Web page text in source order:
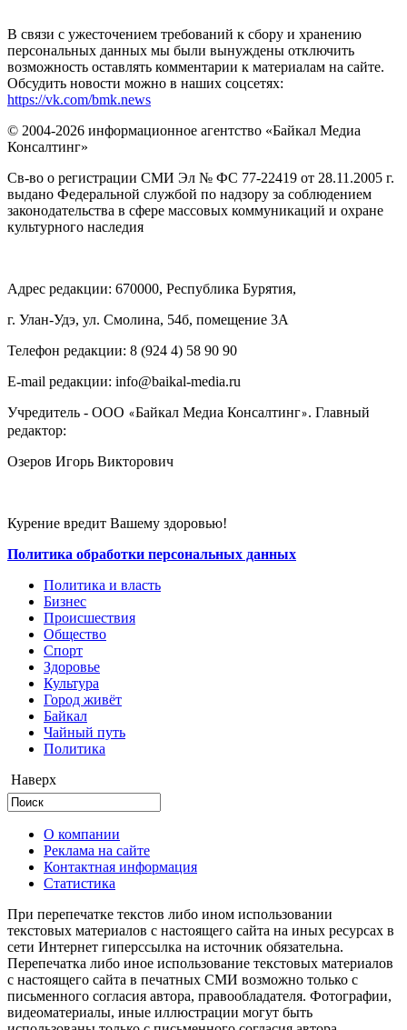
В связи с ужесточением требований к сбору и хранению
персональных данных мы были вынуждены отключить
возможность оставлять комментарии к материалам на сайте.
Обсудить новости можно в наших соцсетях:
https://vk.com/bmk.news
© 2004-2026 информационное агентство «Байкал Медиа
Консалтинг»
Св-во о регистрации СМИ Эл № ФС 77-22419 от 28.11.2005 г.
выдано Федеральной службой по надзору за соблюдением
законодательства в сфере массовых коммуникаций и охране
культурного наследия
Адрес редакции: 670000, Республика Бурятия,
г. Улан-Удэ, ул. Смолина, 54б, помещение 3А
Телефон редакции: ‎‎8 (924 4) 58 90 90
E-mail редакции: info@baikal-media.ru
Учредитель - ООО «Байкал Медиа Консалтинг». Главный
редактор:
Озеров Игорь Викторович
Курение вредит Вашему здоровью!
Политика обработки персональных данных
Политика и власть
Бизнес
Происшествия
Общество
Cпорт
Здоровье
Культура
Город живёт
Байкал
Чайный путь
Политика
Наверх
О компании
Реклама на сайте
Контактная информация
Статистика
При перепечатке текстов либо ином использовании
текстовых материалов с настоящего сайта на иных ресурсах в
сети Интернет гиперссылка на источник обязательна.
Перепечатка либо иное использование текстовых материалов
с настоящего сайта в печатных СМИ возможно только с
письменного согласия автора, правообладателя. Фотографии,
видеоматериалы, иные иллюстрации могут быть